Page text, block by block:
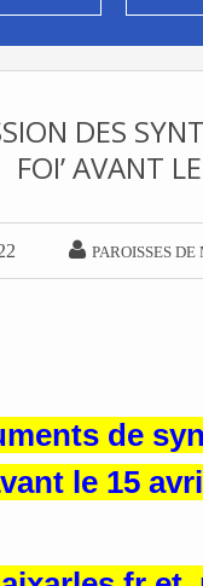
DES
FOI’ AVANT
 PAROISSES
de
le 15